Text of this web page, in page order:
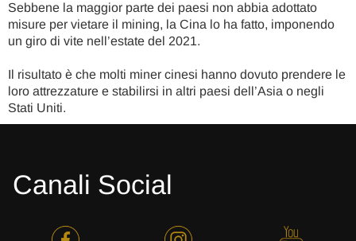
Sebbene la maggior parte dei paesi non abbia adottato
misure per vietare il mining, la Cina lo ha fatto, imponendo
un giro di vite nell’estate del 2021.
Il risultato è che molti miner cinesi hanno dovuto prendere le
loro attrezzature e stabilirsi in altri paesi dell’Asia o negli
Stati Uniti.
Canali Social